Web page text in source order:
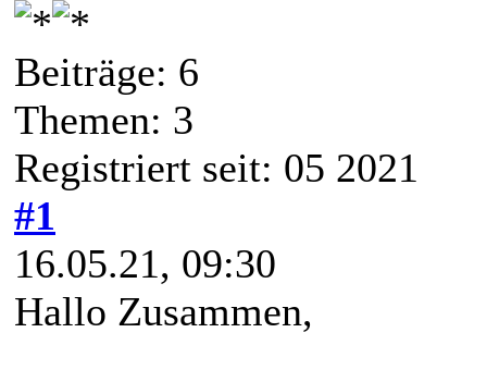
Beiträge: 6
Themen: 3
Registriert seit: 05 2021
#1
16.05.21, 09:30
Hallo Zusammen,